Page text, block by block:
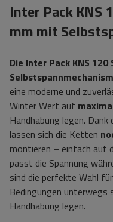
Inter Pack KNS
mm mit
Die Inter Pack KNS
eine moderne und
Winter Wert auf
Handhabung legen.
lassen sich die Ketten
montieren – einfach auf
passt die Spannung
sind die perfekte Wahl
Bedingungen unterwegs
Handhabung legen.